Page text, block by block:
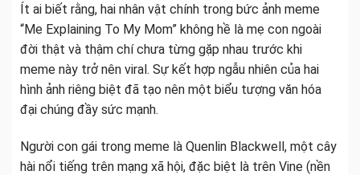
Ít ai biết rằng, hai nhân vật chính trong bức ảnh meme
“Me Explaining To My Mom” không hề là mẹ con ngoài
đời thật và thậm chí chưa từng gặp nhau trước khi
meme này trở nên viral. Sự kết hợp ngẫu nhiên của hai
hình ảnh riêng biệt đã tạo nên một biểu tượng văn hóa
đại chúng đầy sức mạnh.
Người con gái trong meme là Quenlin Blackwell, một cây
hài nổi tiếng trên mạng xã hội, đặc biệt là trên Vine (nền